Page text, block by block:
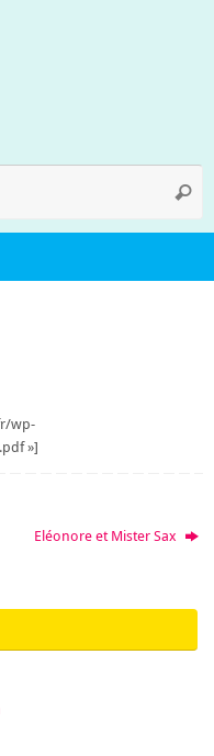
wp-
»]
Eléonore et Mister Sax